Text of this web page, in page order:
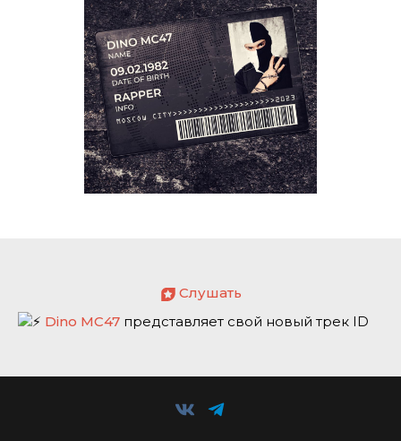
Слушать
Dino MC47 представляет свой новый трек ID